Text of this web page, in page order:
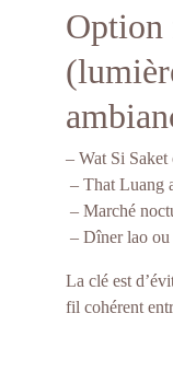
Option
– Wat Si
– That Luang
– Marché
– Dîner lao ou
La clé est
fil cohérent